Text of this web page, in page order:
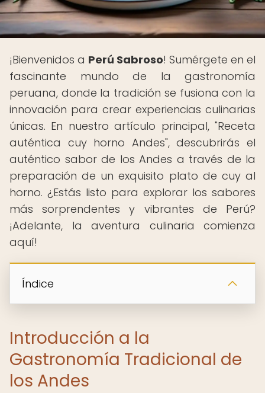
¡Bienvenidos a Perú Sabroso! Sumérgete en el
fascinante mundo de la gastronomía
peruana, donde la tradición se fusiona con la
innovación para crear experiencias culinarias
únicas. En nuestro artículo principal, "Receta
auténtica cuy horno Andes", descubrirás el
auténtico sabor de los Andes a través de la
preparación de un exquisito plato de cuy al
horno. ¿Estás listo para explorar los sabores
más sorprendentes y vibrantes de Perú?
¡Adelante, la aventura culinaria comienza
aquí!
Índice
Introducción a la
Gastronomía Tradicional de
los Andes